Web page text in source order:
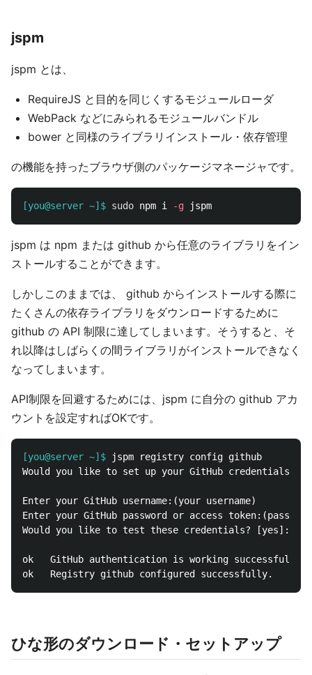
jspm
jspm とは、
RequireJS と目的を同じくするモジュールローダ
WebPack などにみられるモジュールバンドル
bower と同様のライブラリインストール・依存管理
の機能を持ったブラウザ側のパッケージマネージャです。
[you@server ~]$ sudo npm i -g
jspm は npm または github から任意のライブラリをイン
ストールすることができます。
しかしこのままでは、 github からインストールする際に
たくさんの依存ライブラリをダウンロードするために
github の API 制限に達してしまいます。そうすると、そ
れ以降はしばらくの間ライブラリがインストールできなく
なってしまいます。
API制限を回避するためには、jspm に自分の github アカ
ウントを設定すればOKです。
[you@server ~]$
Would you like to set up your GitHub credentials?
Enter your GitHub username:(your username)
Enter your GitHub password or access
Would you like to test these credentials? [yes]:
ok   GitHub authentication is working successfully.
ひな形のダウンロード・セットアップ